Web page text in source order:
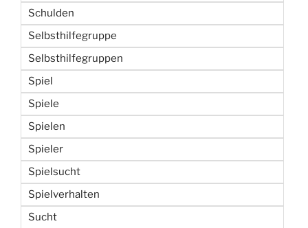
Schulden
Selbsthilfegruppe
Selbsthilfegruppen
Spiel
Spiele
Spielen
Spieler
Spielsucht
Spielverhalten
Sucht